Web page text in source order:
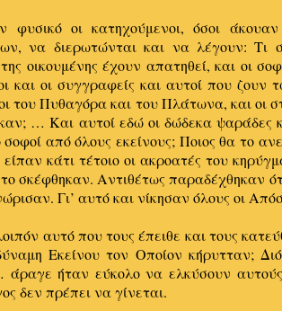
φυσικό οι κατηχούμενοι, όσοι
να διερωτώνται και να λέγουν: Τι
της οικουμένης έχουν απατηθεί, και οι
και οι συγγραφείς και αυτοί που ζουν
του Πυθαγόρα και του Πλάτωνα, και οι
… Και αυτοί εδώ οι δώδεκα ψαράδες
σοφοί από όλους εκείνους; Ποιος θα το
είπαν κάτι τέτοιο οι ακροατές του
σκέφθηκαν. Αντιθέτως παραδέχθηκαν
Γι’ αυτό και νίκησαν όλους οι
αυτό που τους έπειθε και τους
Εκείνου τον Οποίον κήρυτταν;
ήταν εύκολο να ελκύσουν αυτούς
δεν πρέπει να γίνεται.